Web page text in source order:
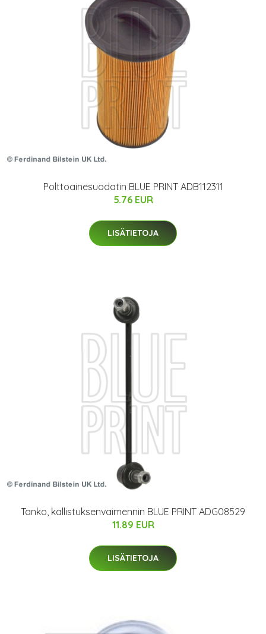
Polttoainesuodatin BLUE PRINT ADB112311
5.76 EUR
LISÄTIETOJA
Tanko, kallistuksenvaimennin BLUE PRINT ADG08529
11.89 EUR
LISÄTIETOJA